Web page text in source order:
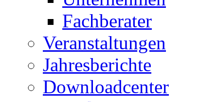
Fachberater
Veranstaltungen
Jahresberichte
Downloadcenter